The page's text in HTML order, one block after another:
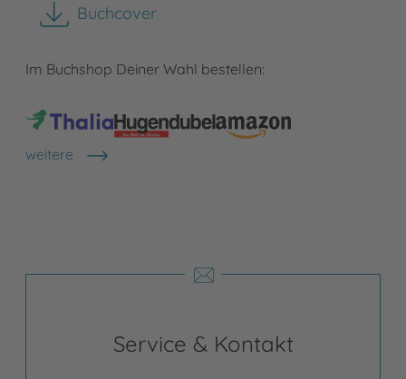
Buchcover
herunterladen
Im Buchshop Deiner Wahl bestellen:
weitere
Shops anzeigen
Service & Kontakt